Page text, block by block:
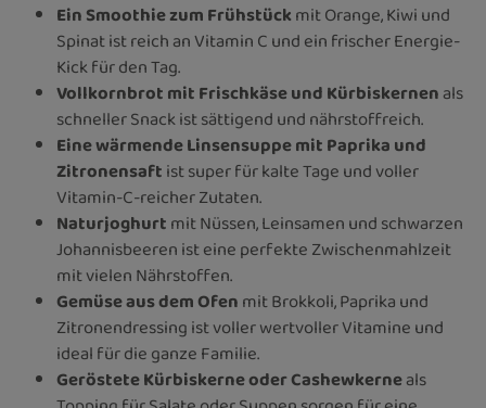
Ein Smoothie zum Frühstückmit Orange, Kiwi und
Spinat ist reich an Vitamin C und ein frischer Energie-
Kick für den Tag.
Vollkornbrot mit Frischkäse und Kürbiskernenals
schneller Snack ist sättigend und nährstoffreich.
Eine wärmende Linsensuppe mit Paprika und
Zitronensaftist super für kalte Tage und voller
Vitamin-C-reicher Zutaten.
Naturjoghurtmit Nüssen, Leinsamen und schwarzen
Johannisbeeren ist eine perfekte Zwischenmahlzeit
mit vielen Nährstoffen.
Gemüse aus dem Ofenmit Brokkoli, Paprika und
Zitronendressing ist voller wertvoller Vitamine und
ideal für die ganze Familie.
Geröstete Kürbiskerne oder Cashewkerneals